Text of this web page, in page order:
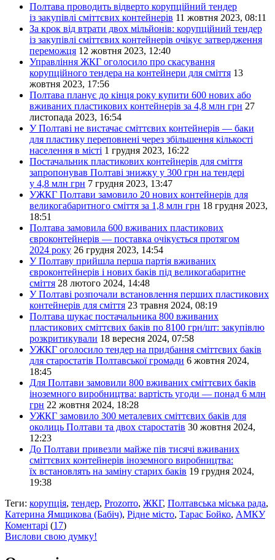
Полтава проводить відверто корупційний тендер
із закупівлі сміттєвих контейнерів 11 жовтня 2023, 08:11
За крок від втрати двох мільйонів: корупційний тендер
із закупівлі сміттєвих контейнерів очікує затвердження
переможця 12 жовтня 2023, 12:40
Управління ЖКГ оголосило про скасування
корупційного тендера на контейнери для сміття 13
жовтня 2023, 17:56
Полтава планує до кінця року купити 600 нових або
вживаних пластикових контейнерів за 4,8 млн грн 27
листопада 2023, 16:54
У Полтаві не вистачає сміттєвих контейнерів — баки
для пластику переповнені через збільшення кількості
населення в місті 1 грудня 2023, 16:22
Постачальник пластикових контейнерів для сміття
запропонував Полтаві знижку у 300 грн на тендері
у 4,8 млн грн 7 грудня 2023, 13:47
УЖКГ Полтави замовило 20 нових контейнерів для
великогабаритного сміття за 1,8 млн грн 18 грудня 2023,
18:51
Полтава замовила 600 вживаних пластикових
євроконтейнерів — поставка очікується протягом
2024 року 26 грудня 2023, 14:54
У Полтаву прийшла перша партія вживаних
євроконтейнерів і нових баків під великогабаритне
сміття 28 лютого 2024, 14:48
У Полтаві розпочали встановлення перших пластикових
контейнерів для сміття 23 травня 2024, 08:19
Полтава шукає постачальника 800 вживаних
пластикових сміттєвих баків по 8100 грн/шт: закупівлю
розкритикували 18 вересня 2024, 07:58
УЖКГ оголосило тендер на придбання сміттєвих баків
для старостатів Полтавської громади 6 жовтня 2024,
18:45
Для Полтави замовили 800 вживаних сміттєвих баків
іноземного виробництва: вартість угоди — понад 6 млн
грн 22 жовтня 2024, 18:28
УЖКГ замовило 300 металевих сміттєвих баків для
околиць Полтави та двох старостатів 30 жовтня 2024,
12:23
До Полтави привезли майже пів тисячі вживаних
сміттєвих контейнерів іноземного виробництва:
їх встановлять на заміну старих баків 19 грудня 2024,
19:38
Теги: корупція, тендер, Prozorro, ЖКГ, Полтавська міська рада,
Катерина Ямщикова (Бабіч), Рідне місто, Тарас Бойко, АМКУ
Коментарі (17)
Вислови свою думку!